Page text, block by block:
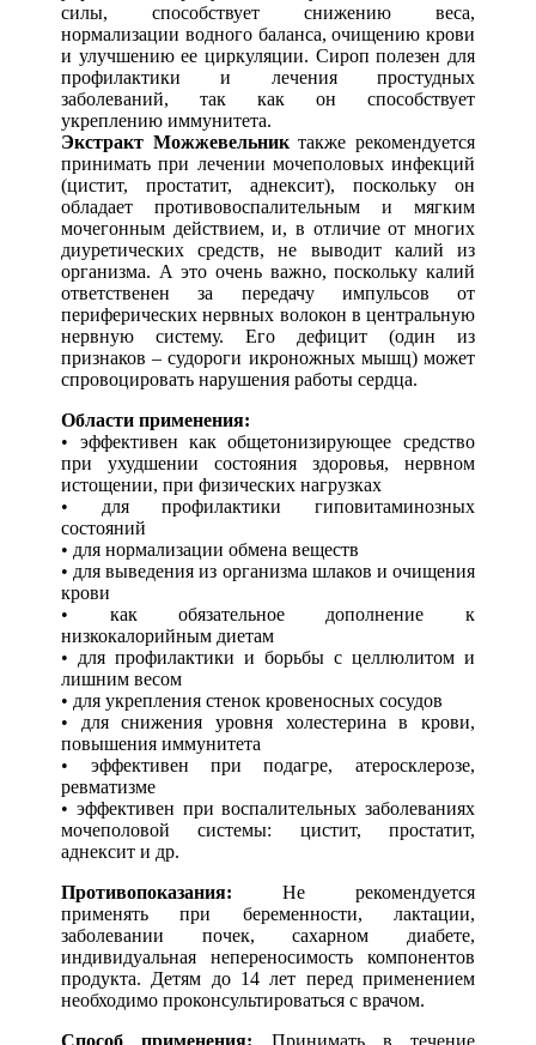
силы, способствует снижению веса,
нормализации водного баланса, очищению крови
и улучшению ее циркуляции. Сироп полезен для
профилактики и лечения простудных
заболеваний, так как он способствует
укреплению иммунитета.
Экстракт Можжевельниктакже рекомендуется
принимать при лечении мочеполовых инфекций
(цистит, простатит, аднексит), поскольку он
обладает противовоспалительным и мягким
мочегонным действием, и, в отличие от многих
диуретических средств, не выводит калий из
организма. А это очень важно, поскольку калий
ответственен за передачу импульсов от
периферических нервных волокон в центральную
нервную систему. Его дефицит (один из
признаков – судороги икроножных мышц) может
спровоцировать нарушения работы сердца.
Области применения:
• эффективен как общетонизирующее средство
при ухудшении состояния здоровья, нервном
истощении, при физических нагрузках
• для профилактики гиповитаминозных
состояний
• для нормализации обмена веществ
• для выведения из организма шлаков и очищения
крови
• как обязательное дополнение к
низкокалорийным диетам
• для профилактики и борьбы с целлюлитом и
лишним весом
• для укрепления стенок кровеносных сосудов
• для снижения уровня холестерина в крови,
повышения иммунитета
• эффективен при подагре, атеросклерозе,
ревматизме
• эффективен при воспалительных заболеваниях
мочеполовой системы: цистит, простатит,
аднексит и др.
Противопоказания: Не рекомендуется
применять при беременности, лактации,
заболевании почек, сахарном диабете,
индивидуальная непереносимость компонентов
продукта. Детям до 14 лет перед применением
необходимо проконсультироваться с врачом.